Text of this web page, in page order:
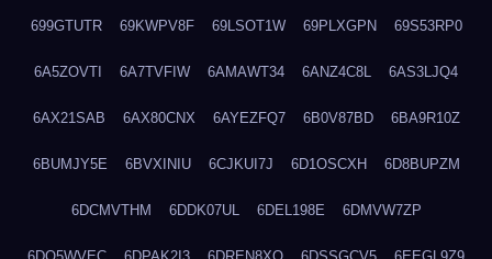
699GTUTR 69KWPV8F 69LSOT1W 69PLXGPN 69S53RP0
6A5ZOVTI 6A7TVFIW 6AMAWT34 6ANZ4C8L 6AS3LJQ4
6AX21SAB 6AX80CNX 6AYEZFQ7 6B0V87BD 6BA9R10Z
6BUMJY5E 6BVXINIU 6CJKUI7J 6D1OSCXH 6D8BUPZM
6DCMVTHM 6DDK07UL 6DEL198E 6DMVW7ZP